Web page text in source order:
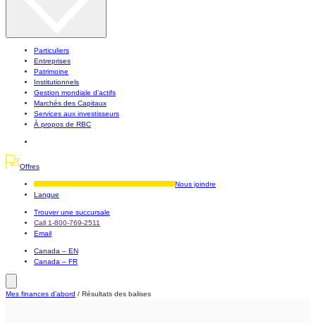
Particuliers
Entreprises
Patrimoine
Institutionnels
Gestion mondiale d’actifs
Marchés des Capitaux
Services aux investisseurs
À propos de RBC
Offres
Nous joindre
Langue
Trouver une succursale
Call 1-800-769-2511
Email
Canada – EN
Canada – FR
Mes finances d’abord / Résultats des balises